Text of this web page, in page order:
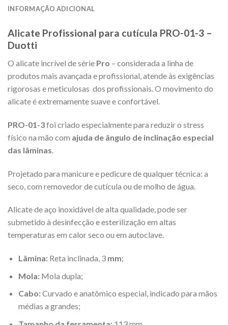
INFORMAÇÃO ADICIONAL
Alicate Profissional para cutícula PRO-01-3 –
Duotti
O alicate incrível de série Pro – considerada a linha de
produtos mais avançada e profissional, atende às exigências
rigorosas e meticulosas dos profissionais. O movimento do
alicate é extremamente suave e confortável.
PRO-01-3foi criado especialmente para reduzir o stress
físico na mão com ajuda de ângulo de inclinação especial
das lâminas
Projetado para manicure e pedicure de qualquer técnica: a
seco, com removedor de cutícula ou de molho de água.
Alicate de aço inoxidável de alta qualidade, pode ser
submetido à desinfecção e esterilização em altas
temperaturas em calor seco ou em autoclave.
Lâmina:Reta inclinada, 3mm;
Mola:Mola dupla;
Cabo:Curvado e anatômico especial, indicado para mãos
médias a grandes;